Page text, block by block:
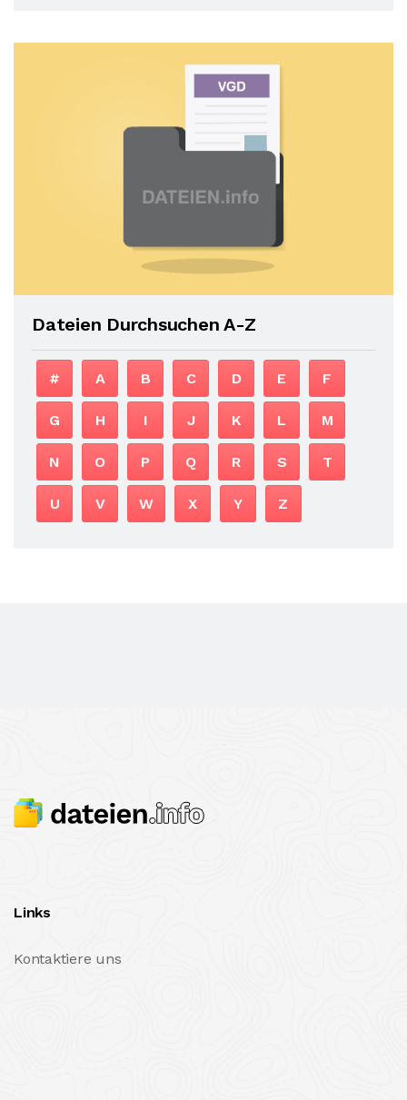
Dateien Durchsuchen A-Z
# A B C D E F
G H I J K L M
N O P Q R S T
U V W X Y Z
Links
Kontaktiere uns